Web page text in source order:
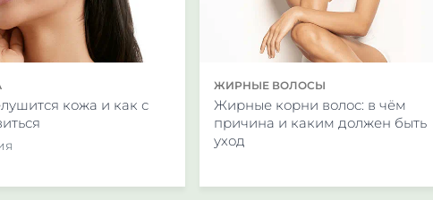
кожа и как с
ЖИРНЫЕ ВОЛОСЫ
Жирные корни волос: в чём
причина и каким должен быть
уход